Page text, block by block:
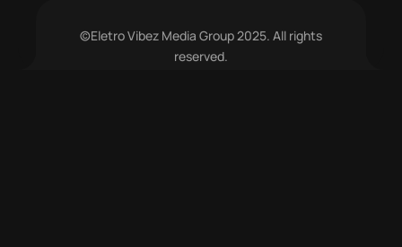
©Eletro Vibez Media Group 2025. All rights
reserved.